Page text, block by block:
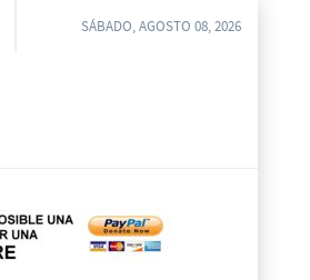
SÁBADO, AGOSTO 08, 2026